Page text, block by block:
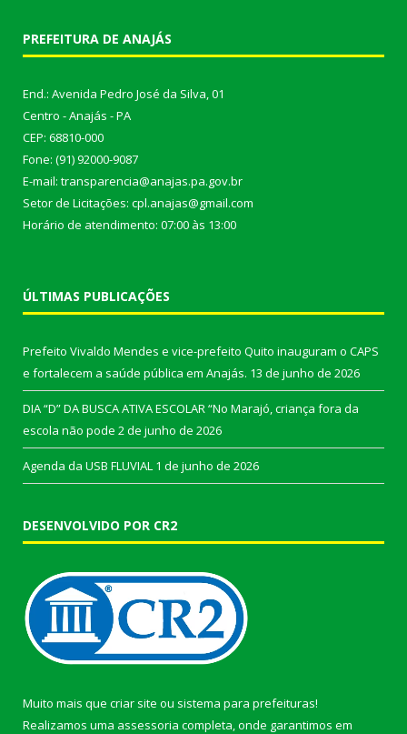
PREFEITURA DE ANAJÁS
End.: Avenida Pedro José da Silva, 01
Centro - Anajás - PA
CEP: 68810-000
Fone: (91) 92000-9087
E-mail: transparencia@anajas.pa.gov.br
Setor de Licitações: cpl.anajas@gmail.com
Horário de atendimento: 07:00 às 13:00
ÚLTIMAS PUBLICAÇÕES
Prefeito Vivaldo Mendes e vice-prefeito Quito inauguram o CAPS
e fortalecem a saúde pública em Anajás. 13 de junho de 2026
DIA “D” DA BUSCA ATIVA ESCOLAR “No Marajó, criança fora da
escola não pode 2 de junho de 2026
Agenda da USB FLUVIAL 1 de junho de 2026
DESENVOLVIDO POR CR2
Muito mais que criar site ou sistema para prefeituras!
Realizamos uma assessoria completa, onde garantimos em